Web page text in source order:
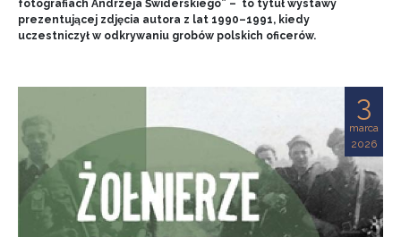
fotografiach Andrzeja Świderskiego” – to tytuł wystawy
prezentującej zdjęcia autora z lat 1990–1991, kiedy
uczestniczył w odkrywaniu grobów polskich oficerów.
3
marca
2026